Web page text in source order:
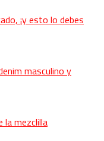
¡y esto lo debes
masculino y
la mezclilla